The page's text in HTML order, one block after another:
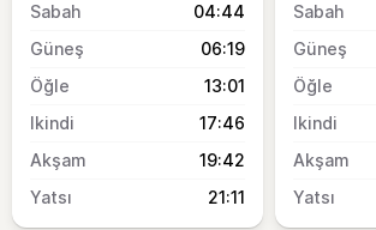
04:44
06:19
13:01
17:46
19:42
21:11